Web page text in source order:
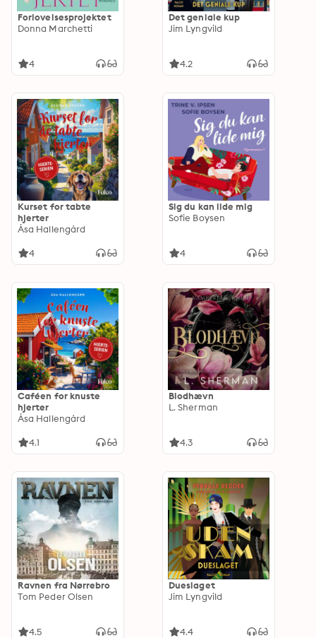
Forlovelsesprojektet
Donna Marchetti
4
Det geniale kup
Jim Lyngvild
4.2
Kurset for tabte
hjerter
Åsa Hallengård
4
Sig du kan lide mig
Sofie Boysen
4
Caféen for knuste
hjerter
Åsa Hallengård
4.1
Blodhævn
L. Sherman
4.3
Ravnen fra Nørrebro
Tom Peder Olsen
4.5
Dueslaget
Jim Lyngvild
4.4